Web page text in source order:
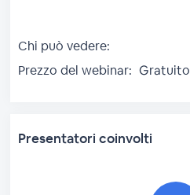
Chi può vedere:
Prezzo del webinar: Gratuito
Presentatori coinvolti